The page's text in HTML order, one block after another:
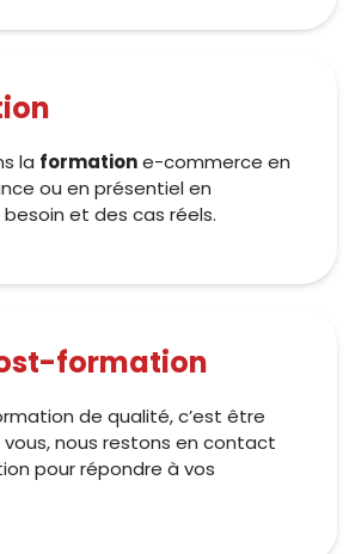
la formatione-commerce en
ou en présentiel en
et des cas réels.
formation
de qualité, c’est être
nous restons en contact
pour répondre à vos